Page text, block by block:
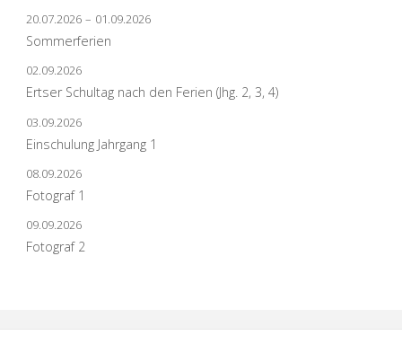
20.07.2026 – 01.09.2026
Sommerferien
02.09.2026
Ertser Schultag nach den Ferien (Jhg. 2, 3, 4)
03.09.2026
Einschulung Jahrgang 1
08.09.2026
Fotograf 1
09.09.2026
Fotograf 2